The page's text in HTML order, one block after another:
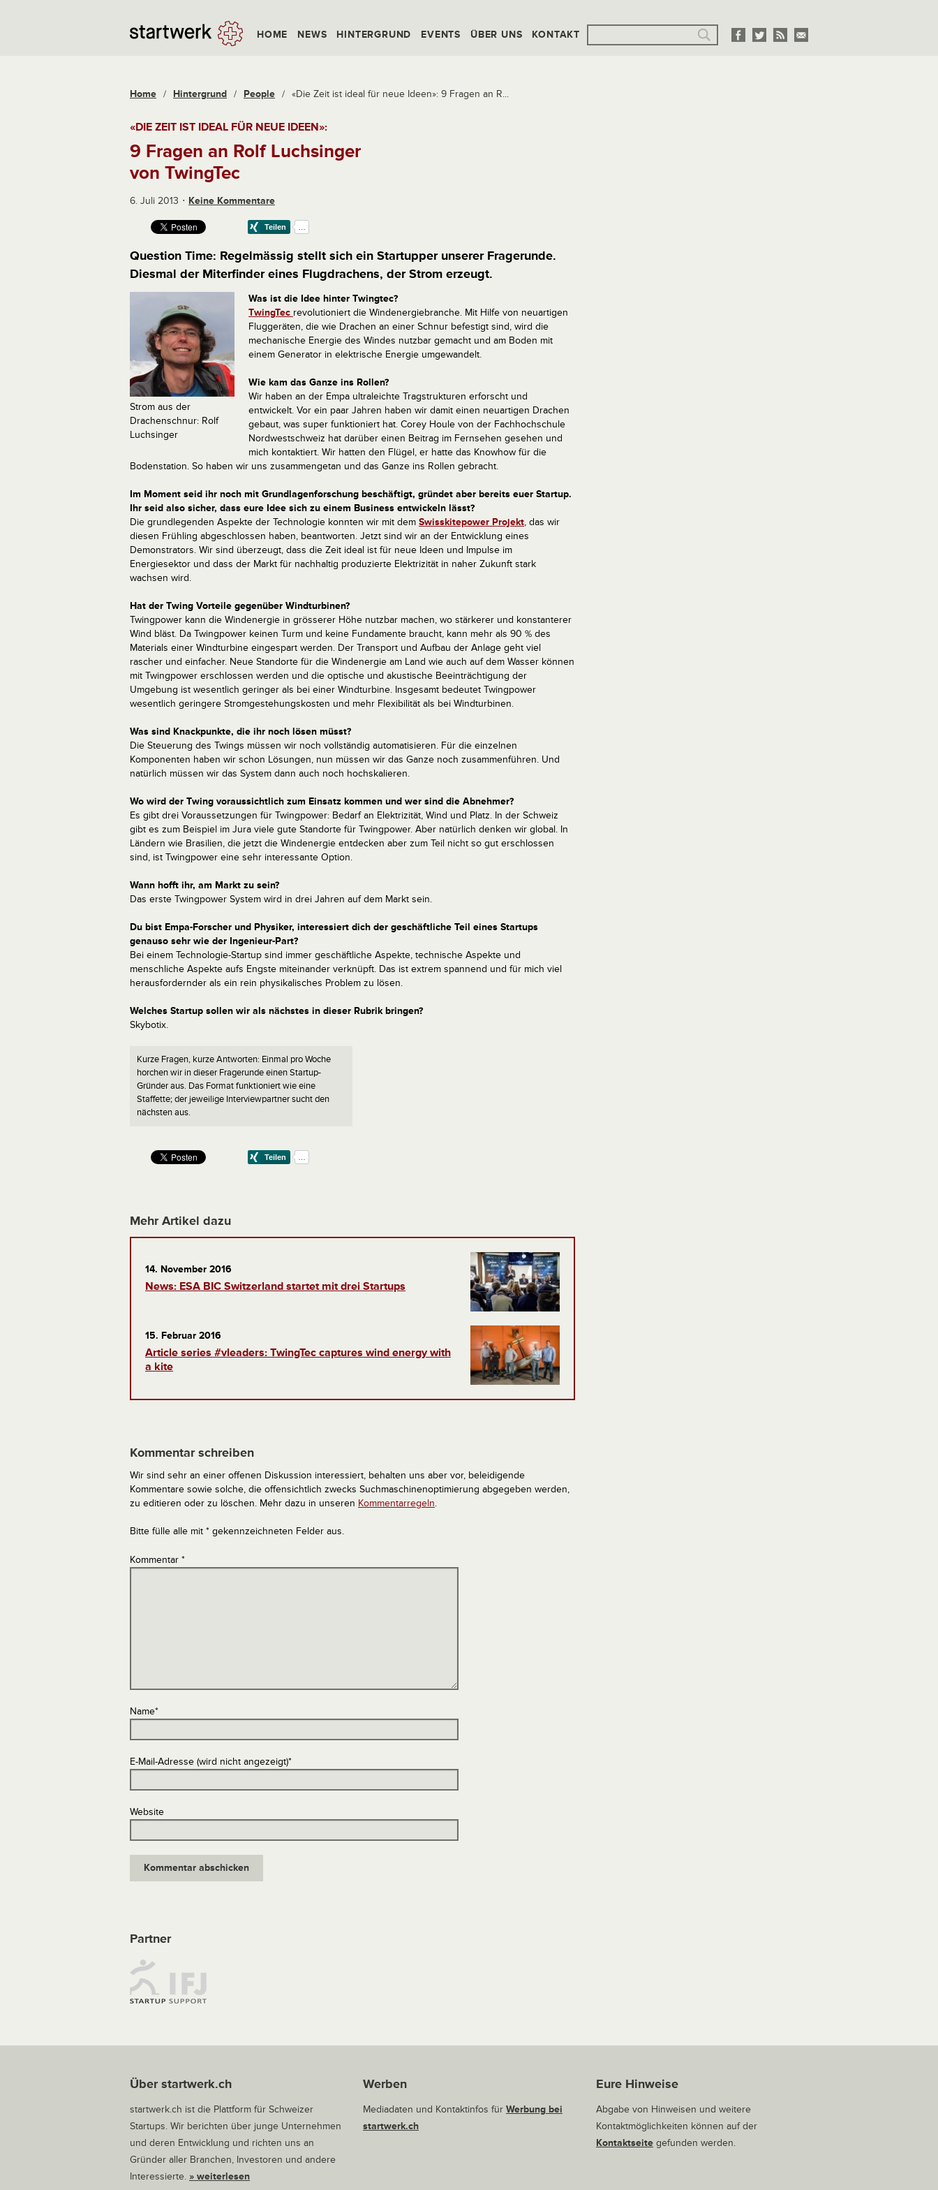
HOME NEWS HINTERGRUND EVENTS ÜBER UNS KONTAKT
Home / Hintergrund / People / «Die Zeit ist ideal für neue Ideen»: 9 Fragen an R...
«DIE ZEIT IST IDEAL FÜR NEUE IDEEN»:
9 Fragen an Rolf Luchsinger
von TwingTec
6. Juli 2013 Keine Kommentare
Question Time: Regelmässig stellt sich ein Startupper unserer Fragerunde.
Diesmal der Miterfinder eines Flugdrachens, der Strom erzeugt.
Strom aus der
Drachenschnur: Rolf
Luchsinger
Was ist die Idee hinter Twingtec?
TwingTec revolutioniert die Windenergiebranche. Mit Hilfe von neuartigen
Fluggeräten, die wie Drachen an einer Schnur befestigt sind, wird die
mechanische Energie des Windes nutzbar gemacht und am Boden mit
einem Generator in elektrische Energie umgewandelt.
Wie kam das Ganze ins Rollen?
Wir haben an der Empa ultraleichte Tragstrukturen erforscht und
entwickelt. Vor ein paar Jahren haben wir damit einen neuartigen Drachen
gebaut, was super funktioniert hat. Corey Houle von der Fachhochschule
Nordwestschweiz hat darüber einen Beitrag im Fernsehen gesehen und
mich kontaktiert. Wir hatten den Flügel, er hatte das Knowhow für die
Bodenstation. So haben wir uns zusammengetan und das Ganze ins Rollen gebracht.
Im Moment seid ihr noch mit Grundlagenforschung beschäftigt, gründet aber bereits euer Startup.
Ihr seid also sicher, dass eure Idee sich zu einem Business entwickeln lässt?
Die grundlegenden Aspekte der Technologie konnten wir mit dem Swisskitepower Projekt, das wir
diesen Frühling abgeschlossen haben, beantworten. Jetzt sind wir an der Entwicklung eines
Demonstrators. Wir sind überzeugt, dass die Zeit ideal ist für neue Ideen und Impulse im
Energiesektor und dass der Markt für nachhaltig produzierte Elektrizität in naher Zukunft stark
wachsen wird.
Hat der Twing Vorteile gegenüber Windturbinen?
Twingpower kann die Windenergie in grösserer Höhe nutzbar machen, wo stärkerer und konstanterer
Wind bläst. Da Twingpower keinen Turm und keine Fundamente braucht, kann mehr als 90 % des
Materials einer Windturbine eingespart werden. Der Transport und Aufbau der Anlage geht viel
rascher und einfacher. Neue Standorte für die Windenergie am Land wie auch auf dem Wasser können
mit Twingpower erschlossen werden und die optische und akustische Beeinträchtigung der
Umgebung ist wesentlich geringer als bei einer Windturbine. Insgesamt bedeutet Twingpower
wesentlich geringere Stromgestehungskosten und mehr Flexibilität als bei Windturbinen.
Was sind Knackpunkte, die ihr noch lösen müsst?
Die Steuerung des Twings müssen wir noch vollständig automatisieren. Für die einzelnen
Komponenten haben wir schon Lösungen, nun müssen wir das Ganze noch zusammenführen. Und
natürlich müssen wir das System dann auch noch hochskalieren.
Wo wird der Twing voraussichtlich zum Einsatz kommen und wer sind die Abnehmer?
Es gibt drei Voraussetzungen für Twingpower: Bedarf an Elektrizität, Wind und Platz. In der Schweiz
gibt es zum Beispiel im Jura viele gute Standorte für Twingpower. Aber natürlich denken wir global. In
Ländern wie Brasilien, die jetzt die Windenergie entdecken aber zum Teil nicht so gut erschlossen
sind, ist Twingpower eine sehr interessante Option.
Wann hofft ihr, am Markt zu sein?
Das erste Twingpower System wird in drei Jahren auf dem Markt sein.
Du bist Empa-Forscher und Physiker, interessiert dich der geschäftliche Teil eines Startups
genauso sehr wie der Ingenieur-Part?
Bei einem Technologie-Startup sind immer geschäftliche Aspekte, technische Aspekte und
menschliche Aspekte aufs Engste miteinander verknüpft. Das ist extrem spannend und für mich viel
herausfordernder als ein rein physikalisches Problem zu lösen.
Welches Startup sollen wir als nächstes in dieser Rubrik bringen?
Skybotix.
Kurze Fragen, kurze Antworten: Einmal pro Woche
horchen wir in dieser Fragerunde einen Startup-
Gründer aus. Das Format funktioniert wie eine
Staffette; der jeweilige Interviewpartner sucht den
nächsten aus.
Mehr Artikel dazu
14. November 2016
News: ESA BIC Switzerland startet mit drei Startups
15. Februar 2016
Article series #vleaders: TwingTec captures wind energy with
a kite
Kommentar schreiben
Wir sind sehr an einer offenen Diskussion interessiert, behalten uns aber vor, beleidigende
Kommentare sowie solche, die offensichtlich zwecks Suchmaschinenoptimierung abgegeben werden,
zu editieren oder zu löschen. Mehr dazu in unseren Kommentarregeln.
Bitte fülle alle mit * gekennzeichneten Felder aus.
Kommentar *
Name*
E-Mail-Adresse (wird nicht angezeigt)*
Website
Partner
Über startwerk.ch
startwerk.ch ist die Plattform für Schweizer
Startups. Wir berichten über junge Unternehmen
und deren Entwicklung und richten uns an
Gründer aller Branchen, Investoren und andere
Interessierte. » weiterlesen
Werben
Mediadaten und Kontaktinfos für Werbung bei
startwerk.ch
Eure Hinweise
Abgabe von Hinweisen und weitere
Kontaktmöglichkeiten können auf der
Kontaktseitegefunden werden.